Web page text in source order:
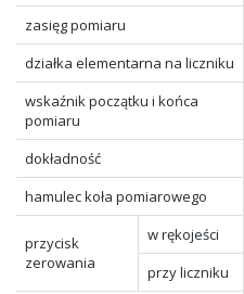
zasięg pomiaru
działka elementarna na liczniku
wskaźnik początku i końca
pomiaru
dokładność
hamulec koła pomiarowego
przycisk
zerowania
w rękojeści
przy liczniku